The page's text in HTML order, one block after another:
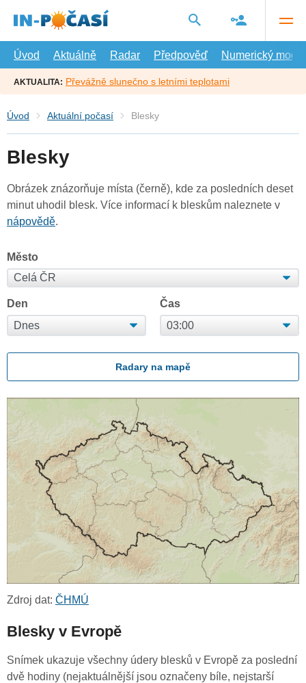
hlavní
Úvod
Aktuálně Radar Předpověď Numerický model
AKTUALITA: Převážně slunečno s letními teplotami
Úvod Aktuální počasí Blesky
Blesky
Obrázek znázorňuje místa (černě), kde za posledních deset
minut uhodil blesk. Více informací k bleskům naleznete v
nápovědě.
Město
Den Čas
Radary na mapě
Zdroj dat: ČHMÚ
Blesky v Evropě
Snímek ukazuje všechny údery blesků v Evropě za poslední
dvě hodiny (nejaktuálnější jsou označeny bíle, nejstarší